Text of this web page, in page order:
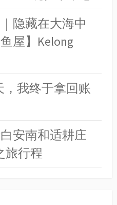
隐藏在大海中
屋】Kelong
，我终于拿回账
安南和适耕庄
旅行程